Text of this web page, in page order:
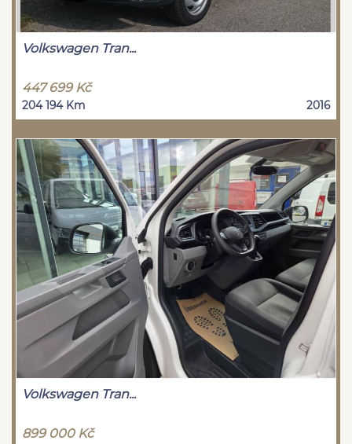
Volkswagen Tran...
447 699 Kč
204 194 Km 2016
Volkswagen Tran...
899 000 Kč